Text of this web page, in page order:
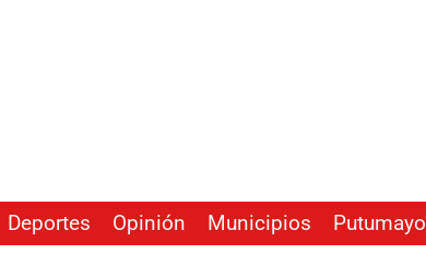
Deportes Opinión Municipios Putumayo